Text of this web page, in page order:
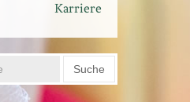
Karriere
Suche